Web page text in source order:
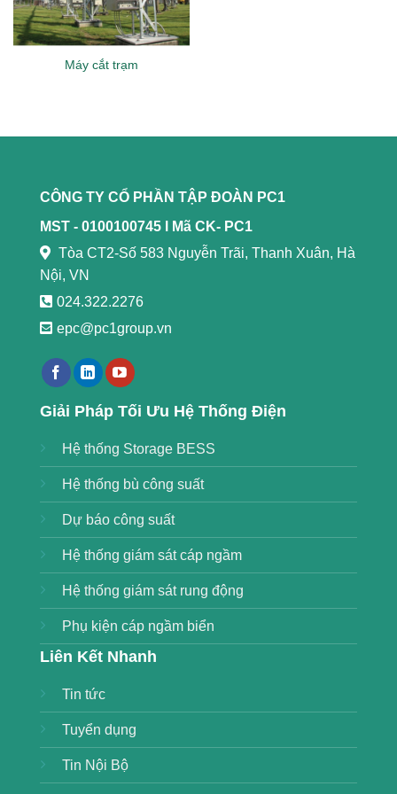
Máy cắt trạm
CÔNG TY CỔ PHẦN TẬP ĐOÀN PC1
MST - 0100100745 l
Mã CK- PC1
Tòa CT2-Số 583 Nguyễn Trãi, Thanh Xuân, Hà
Nội, VN
024.322.2276
epc@pc1group.vn
Giải Pháp Tối Ưu Hệ Thống Điện
Hệ thống Storage BESS
Hệ thống bù công suất
Dự báo công suất
Hệ thống giám sát cáp ngầm
Hệ thống giám sát rung động
Phụ kiện cáp ngầm biển
Liên Kết Nhanh
Tin tức
Tuyển dụng
Tin Nội Bộ